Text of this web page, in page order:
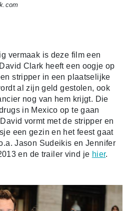
vermaak is deze film een
Clark heeft een oogje op
stripper in een plaatselijke
al zijn geld gestolen, ook
nog van hem krijgt. Die
in Mexico op te gaan
vormt met de stripper en
een gezin en het feest gaat
Jason Sudeikis en Jennifer
en de trailer vind je hier.